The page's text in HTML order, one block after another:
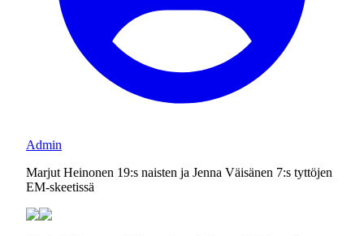
Admin
Marjut Heinonen 19:s naisten ja Jenna Väisänen 7:s tyttöjen
EM-skeetissä